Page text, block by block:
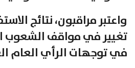
واعتبر مراقبون، نتائج
تغيير في مواقف الشعوب
في توجهات الرأي العام